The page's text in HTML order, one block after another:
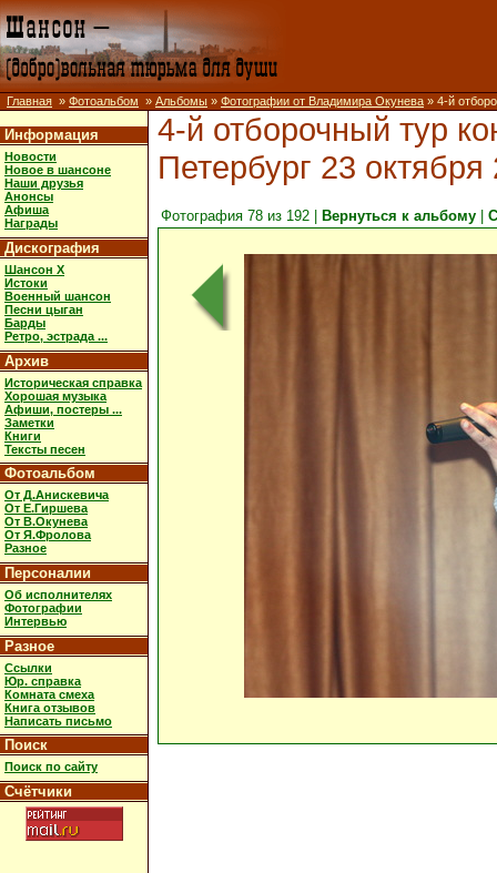
Главная » Фотоальбом » Альбомы » Фотографии от Владимира Окунева » 4-й
Информация
Новости
Новое в шансоне
Наши друзья
Анонсы
Афиша
Награды
Дискография
Шансон X
Истоки
Военный шансон
Песни цыган
Барды
Ретро, эстрада ...
Архив
Историческая справка
Хорошая музыка
Афиши, постеры ...
Заметки
Книги
Тексты песен
Фотоальбом
От Д.Анискевича
От Е.Гиршева
От В.Окунева
От Я.Фролова
Разное
Персоналии
Об исполнителях
Фотографии
Интервью
Разное
Ссылки
Юр. справка
Комната смеха
Книга отзывов
Написать письмо
Поиск
Поиск по сайту
Счётчики
4-й отборочный тур
Петербург 23
Фотография 78 из 192 | Вернуться к альбому